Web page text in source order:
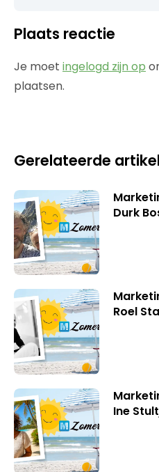
Plaats reactie
Je moet ingelogd zijn op
plaatsen.
Gerelateerde
Durk
Roel
Ine